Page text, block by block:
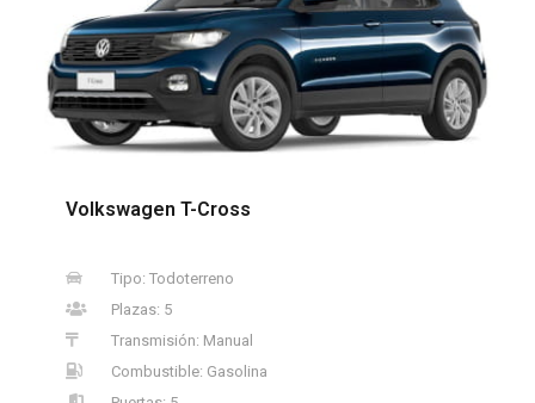
Volkswagen T-Cross
Tipo: Todoterreno
Plazas: 5
Transmisión: Manual
Combustible: Gasolina